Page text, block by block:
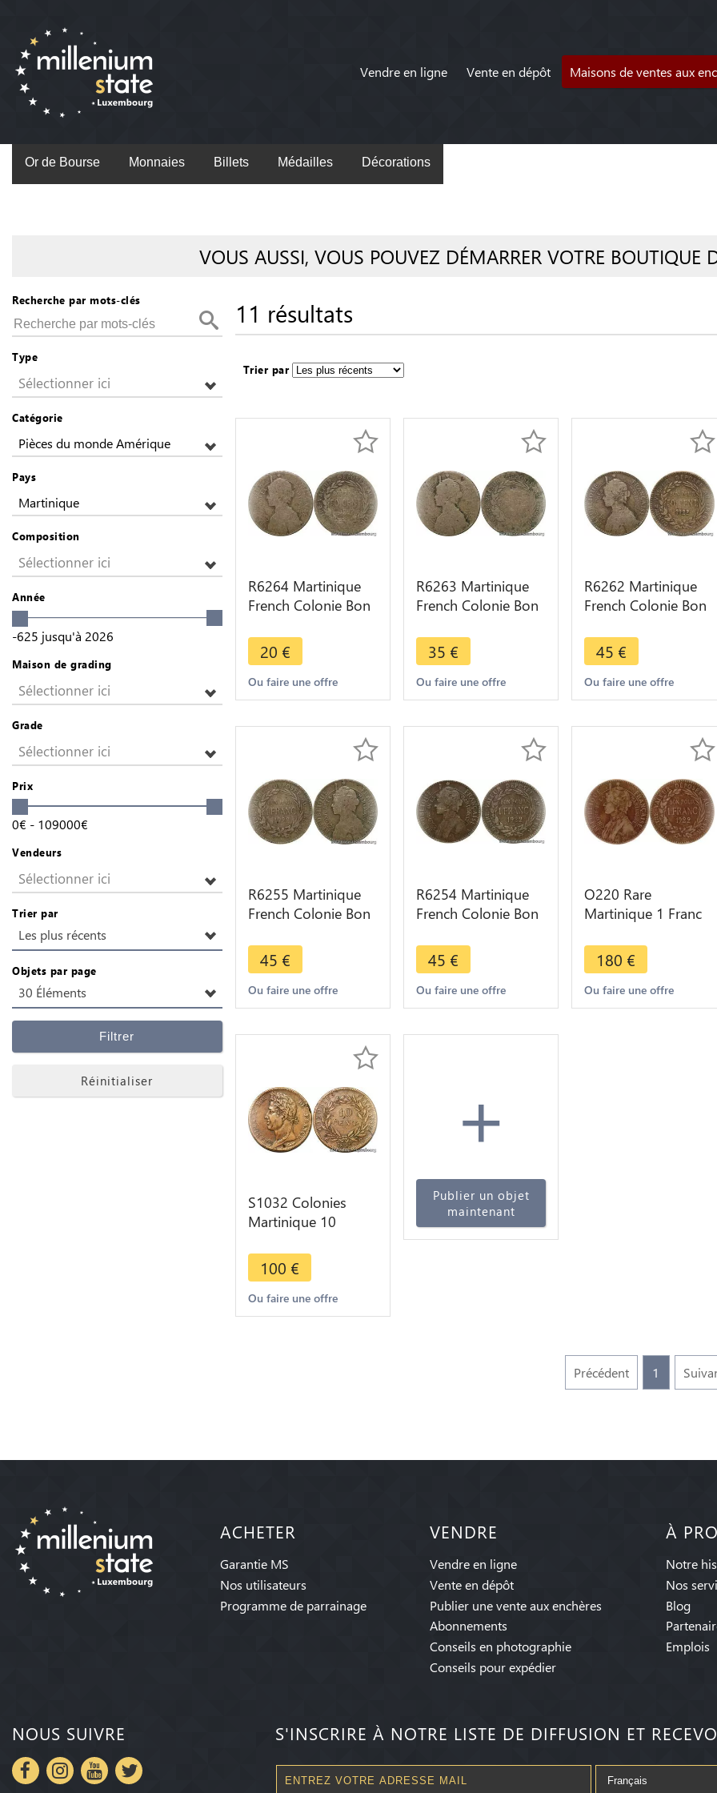
Vendre en ligne Vente en dépôt Maisons de ventes aux
Or de Bourse Monnaies Billets Médailles Décorations
VOUS AUSSI, VOUS POUVEZ DÉMARRER VOTRE BOUTIQUE
Recherche par mots-clés
Type
Sélectionner ici
Catégorie
Pièces du monde Amérique
Pays
Martinique
Composition
Sélectionner ici
Année
-625 jusqu'à 2026
Maison de grading
Sélectionner ici
Grade
Sélectionner ici
Prix
0€ - 109000€
Vendeurs
Sélectionner ici
Trier par
Les plus récents
Objets par page
30 Éléments
Filtrer
Réinitialiser
11 résultats
Trier par
R6264 Martinique
French Colonie Bon
> Make offer
20 €
Ou faire une offre
R6263 Martinique
French Colonie Bon
1922 -> Make offer
35 €
Ou faire une offre
R6262 Martinique
French Colonie Bon
> Make offer
45 €
Ou faire une offre
R6255 Martinique
French Colonie Bon
> Make offer
45 €
Ou faire une offre
R6254 Martinique
French Colonie Bon
> Make offer
45 €
Ou faire une offre
O220 Rare
Martinique 1 Franc
wife 1922 -> Make
offer
180 €
Ou faire une offre
S1032 Colonies
Martinique 10
1827 H La Rochelle
-> Faire Offre
100 €
Ou faire une offre
+
Publier un objet
maintenant
Précédent 1
ACHETER
Garantie MS
Nos utilisateurs
Programme de parrainage
VENDRE
Vendre en ligne
Vente en dépôt
Publier une vente aux enchères
Abonnements
Conseils en photographie
Conseils pour expédier
À
Notre
Nos
Blog
Emplois
NOUS SUIVRE S'INSCRIRE À NOTRE LISTE DE DIFFUSION ET